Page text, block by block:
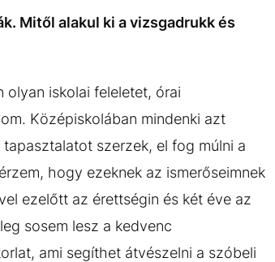
Mitől alakul ki a vizsgadrukk és
olyan iskolai feleletet, órai
Középiskolában mindenki azt
szerzek, el fog múlni a
hogy ezeknek az ismerőseimnek
ezelőtt az érettségin és két éve az
sosem lesz a kedvenc
ami segíthet átvészelni a szóbeli